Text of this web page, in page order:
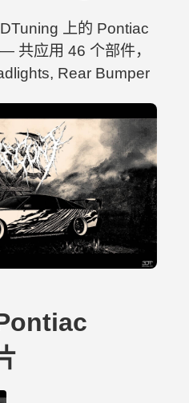
上的 Pontiac
共应用 46 个部件，
Rear Bumper